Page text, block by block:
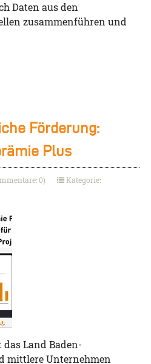
Daten aus den
zusammenführen und
Förderung:
Plus
0) Kategorie:
Land Baden-
mittlere Unternehmen